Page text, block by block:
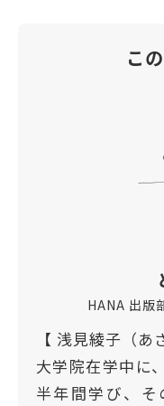
こ
HANA 出版
【 浅見綾子（あ
大学院在学中に
半年間学び、